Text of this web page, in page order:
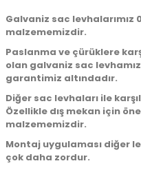
Galvaniz sac levhalarımız
malzememizdir.
Paslanma ve çürüklere
olan galvaniz sac
garantimiz altındadır.
Diğer sac levhaları ile
Özellikle dış mekan için
malzememizdir.
Montaj uygulaması diğer
çok daha zordur.